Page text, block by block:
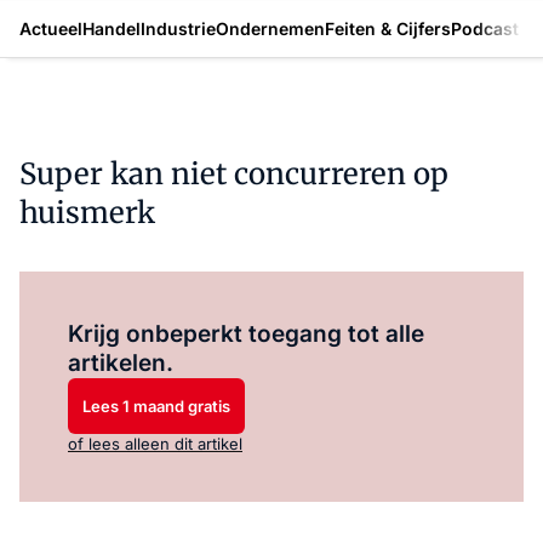
ActueelHandelIndustrieOndernemenFeiten & CijfersPodcast
Super kan niet concurreren op
huismerk
Krijg onbeperkt toegang tot alle
artikelen.
Lees 1 maand gratis
of lees alleen dit artikel